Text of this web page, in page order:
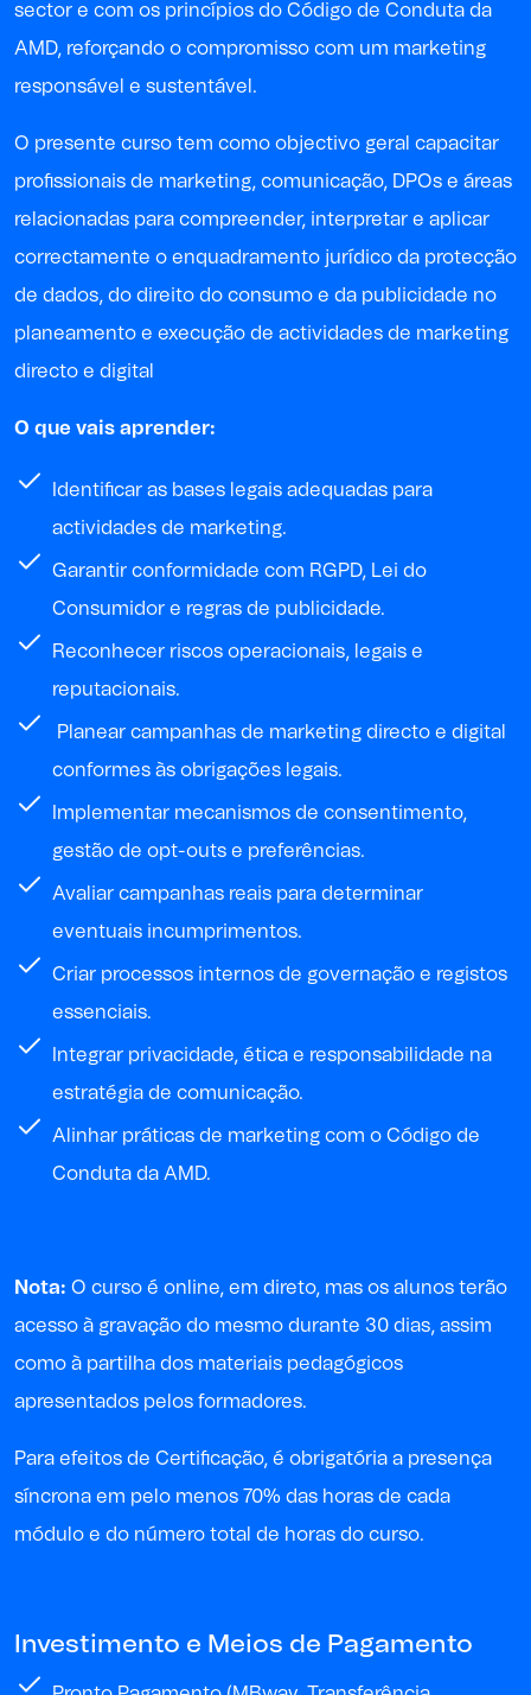
sector e com os princípios do Código de Conduta da
AMD, reforçando o compromisso com um marketing
responsável e sustentável.
O presente curso tem como objectivo geral capacitar
profissionais de marketing, comunicação, DPOs e áreas
relacionadas para compreender, interpretar e aplicar
correctamente o enquadramento jurídico da protecção
de dados, do direito do consumo e da publicidade no
planeamento e execução de actividades de marketing
directo e digital
O que vais aprender:
Identificar as bases legais adequadas para
actividades de marketing.
Garantir conformidade com RGPD, Lei do
Consumidor e regras de publicidade.
Reconhecer riscos operacionais, legais e
reputacionais.
Planear campanhas de marketing directo e digital
conformes às obrigações legais.
Implementar mecanismos de consentimento,
gestão de opt-outs e preferências.
Avaliar campanhas reais para determinar
eventuais incumprimentos.
Criar processos internos de governação e registos
essenciais.
Integrar privacidade, ética e responsabilidade na
estratégia de comunicação.
Alinhar práticas de marketing com o Código de
Conduta da AMD.
Nota: O curso é online, em direto, mas os alunos terão
acesso à gravação do mesmo durante 30 dias, assim
como à partilha dos materiais pedagógicos
apresentados pelos formadores.
Para efeitos de Certificação, é obrigatória a presença
síncrona em pelo menos 70% das horas de cada
módulo e do número total de horas do curso.
Investimento e Meios de Pagamento